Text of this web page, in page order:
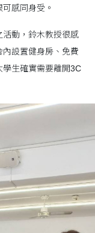
感同身受。
動，鈴木教授很感
設置健身房、免費
生確實需要離開3C